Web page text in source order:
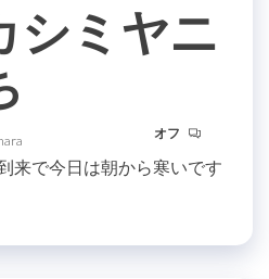
シミヤニ
オフ
来で今日は朝から寒いです